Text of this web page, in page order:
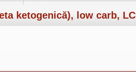
ketogenică), low carb,